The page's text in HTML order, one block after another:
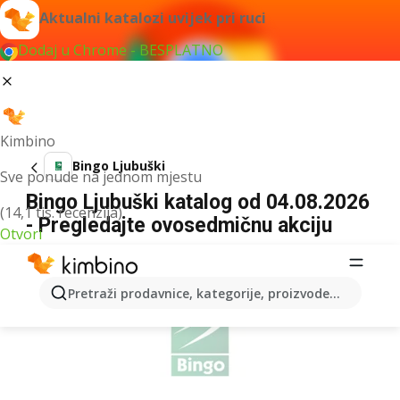
Aktualni katalozi uvijek pri ruci
Dodaj u Chrome - BESPLATNO
Kimbino
Sve ponude na jednom mjestu
(14,1 tis. recenzija)
Otvori
Pretraži prodavnice, kategorije, proizvode...
Bingo Ljubuški
Bingo Ljubuški katalog od 04.08.2026
- Pregledajte ovosedmičnu akciju